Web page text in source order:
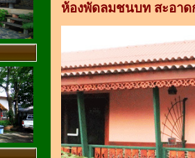
ห้องพัดลมชนบท สะอาด